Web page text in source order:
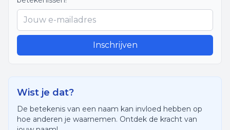
Inschrijven
Wist je dat?
De betekenis van een naam kan invloed hebben op
hoe anderen je waarnemen. Ontdek de kracht van